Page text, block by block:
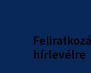
hírlevélre